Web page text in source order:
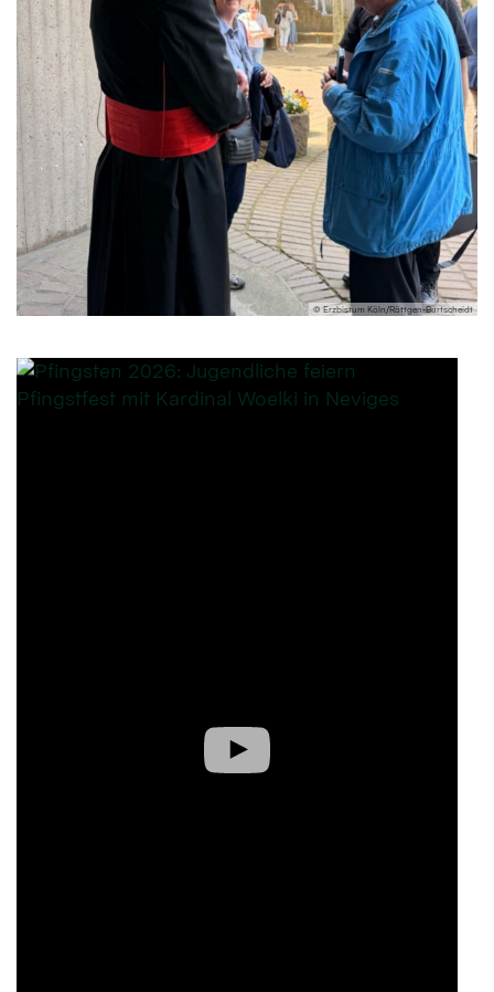
© Erzbistum Köln/Röttgen-Burtscheidt